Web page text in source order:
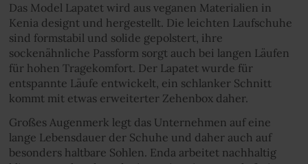
Das Model Lapatet wird aus veganen Materialien in
Kenia designt und hergestellt. Die leichten Laufschuhe
sind formstabil und solide gepolstert, ihre
sockenähnliche Passform sorgt auch bei langen Läufen
für hohen Tragekomfort. Der Lapatet wurde für
entspannte Läufe entwickelt, ein schlanker Schnitt
kommt mit etwas erweiterter Zehenbox daher.
Großes Augenmerk legt das Unternehmen auf eine
lange Lebensdauer der Schuhe und daher auch auf
besonders haltbare Sohlen. Enda arbeitet nachhaltig